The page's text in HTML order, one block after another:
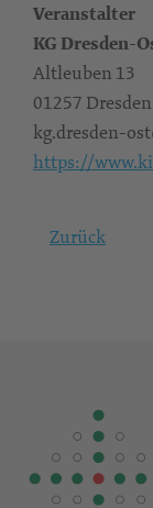
Veranstalter
KG Dresden-
Altleuben 13
01257 Dresden
kg.dresden-
https://
Zurück